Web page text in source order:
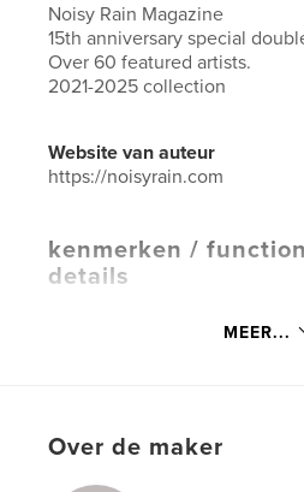
Noisy Rain Magazine
15th anniversary special
Over 60 featured artists.
2021-2025 collection
Website van auteur
https://noisyrain.com
kenmerken /
details
ISBN
MEER...
Over de maker